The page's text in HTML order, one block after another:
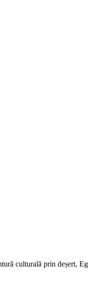
culturală prin deșert,